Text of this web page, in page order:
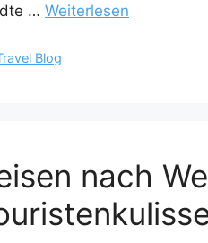
… Weiterlesen
Blog
nach